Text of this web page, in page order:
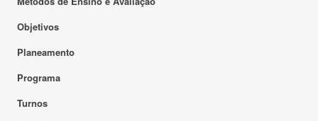
Objetivos
Planeamento
Programa
Turnos